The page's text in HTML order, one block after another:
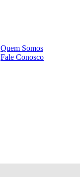
Quem Somos
Fale Conosco